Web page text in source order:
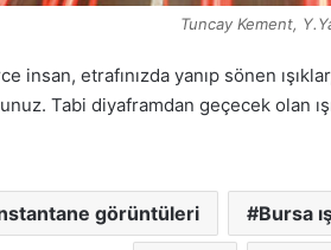
Tuncay Kement,
insan, etrafınızda yanıp sönen
Tabi diyaframdan geçecek olan
görüntüleri Bursa